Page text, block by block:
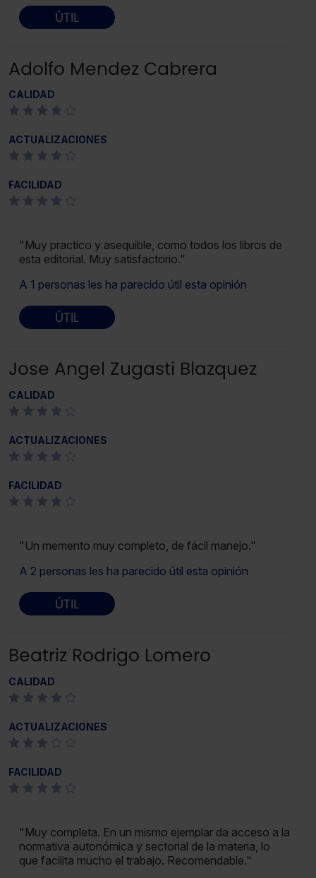
ÚTIL
Adolfo Mendez Cabrera
CALIDAD
ACTUALIZACIONES
FACILIDAD
"Muy practico y asequible, como todos los libros de
esta editorial. Muy satisfactorio."
A 1 personas les ha parecido útil esta opinión
ÚTIL
Jose Angel Zugasti Blazquez
CALIDAD
ACTUALIZACIONES
FACILIDAD
"Un memento muy completo, de fácil manejo."
A 2 personas les ha parecido útil esta opinión
ÚTIL
Beatriz Rodrigo Lomero
CALIDAD
ACTUALIZACIONES
FACILIDAD
"Muy completa. En un mismo ejemplar da acceso a la
normativa autonómica y sectorial de la materia, lo
que facilita mucho el trabajo. Recomendable."